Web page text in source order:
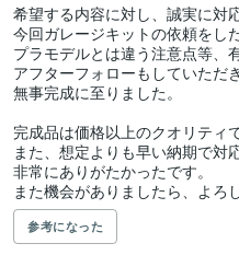
希望する内容に対し、誠実に対
今回ガレージキットの依頼をした
プラモデルとは違う注意点等、
アフターフォローもしていただき
無事完成に至りました。
完成品は価格以上のクオリティ
また、想定よりも早い納期で対
非常にありがたかったです。
また機会がありましたら、よろ
参考になった